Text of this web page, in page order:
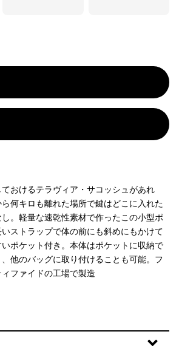
おけるテラヴィア・サコッシュがあれ
何キロも離れた場所で鍵はどこに入れた
。軽量な速乾性素材で作ったこの小型ポ
ストラップで体の前にも斜めにもかけて
ポケット付き。本体はポケットに収納で
他のバッグに取り付けることも可能。フ
ファイドの工場で製造